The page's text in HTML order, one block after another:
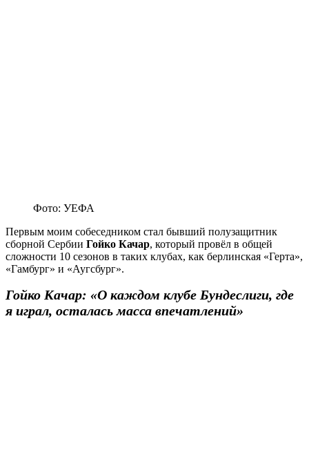
Фото: УЕФА
Первым моим собеседником стал бывший полузащитник
сборной Сербии Гойко Качар, который провёл в общей
сложности 10 сезонов в таких клубах, как берлинская «Герта»,
«Гамбург» и «Аугсбург».
Гойко Качар: «О каждом клубе Бундеслиги, где
я играл, осталась масса впечатлений»